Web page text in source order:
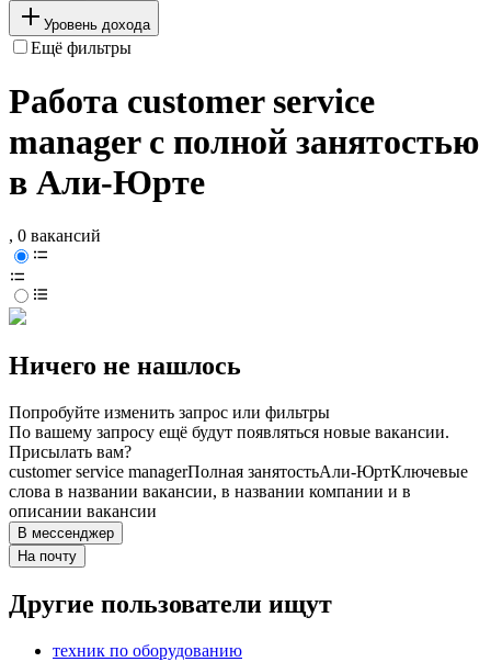
Уровень дохода
Ещё фильтры
Работа customer service
manager с полной занятостью
в Али-Юрте
, 0 вакансий
Ничего не нашлось
Попробуйте изменить запрос или фильтры
По вашему запросу ещё будут появляться новые вакансии.
Присылать вам?
customer service managerПолная занятостьАли-ЮртКлючевые
слова в названии вакансии, в названии компании и в
описании вакансии
В мессенджер
На почту
Другие пользователи ищут
техник по оборудованию